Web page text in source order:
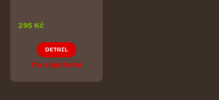
295 Kč
DETAIL
Na objednání